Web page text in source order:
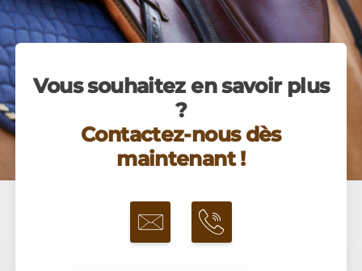
Vous souhaitez en savoir plus
?
Contactez-nous dès
maintenant !